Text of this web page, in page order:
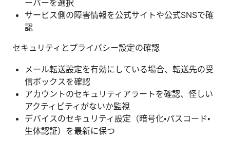
ーバーを選択
サービス側の障害情報を公式サイトや公式SNSで確
認
セキュリティとプライバシー設定の確認
メール転送設定を有効にしている場合、転送先の受
信ボックスを確認
アカウントのセキュリティアラートを確認、怪しい
アクティビティがないか監視
デバイスのセキュリティ設定（暗号化・パスコード・
生体認証）を最新に保つ